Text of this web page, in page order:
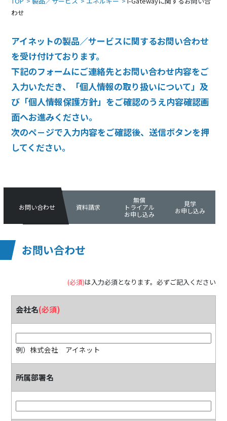
わせ
アイネットの製品／サービスに関するお問い合わせ
を受け付けております。
下記のフォームにご連絡先とお問い合わせ内容をご
入力いただき、「個人情報の取り扱いについて」及
び「個人情報保護方針」をご確認のうえ内容確認画
面へお進みください。
次のペ－ジで入力内容をご確認後、送信ボタンを押
してください。
お問い合わせ 資料請求
無償
トライアル
お申し込み
見学
お申し込み
お問い合わせ
(必須)は入力必須となります。必ずご記入ください
会社名(必須)
例）株式会社 アイネット
所属部署名